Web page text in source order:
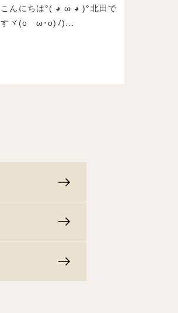
こんにちは°( ◕ ω ◕ )°北田で
すヾ(oゝω･o)ﾉ)...